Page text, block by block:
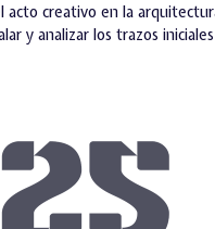
acto creativo en la
y analizar los trazos iniciales